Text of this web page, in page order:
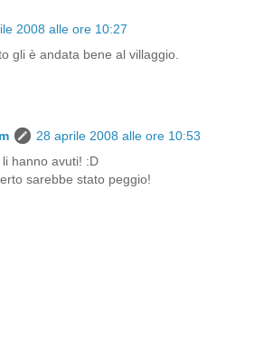
2008 alle ore 10:27
gli è andata bene al villaggio.
28 aprile 2008 alle ore 10:53
hanno avuti! :D
sarebbe stato peggio!